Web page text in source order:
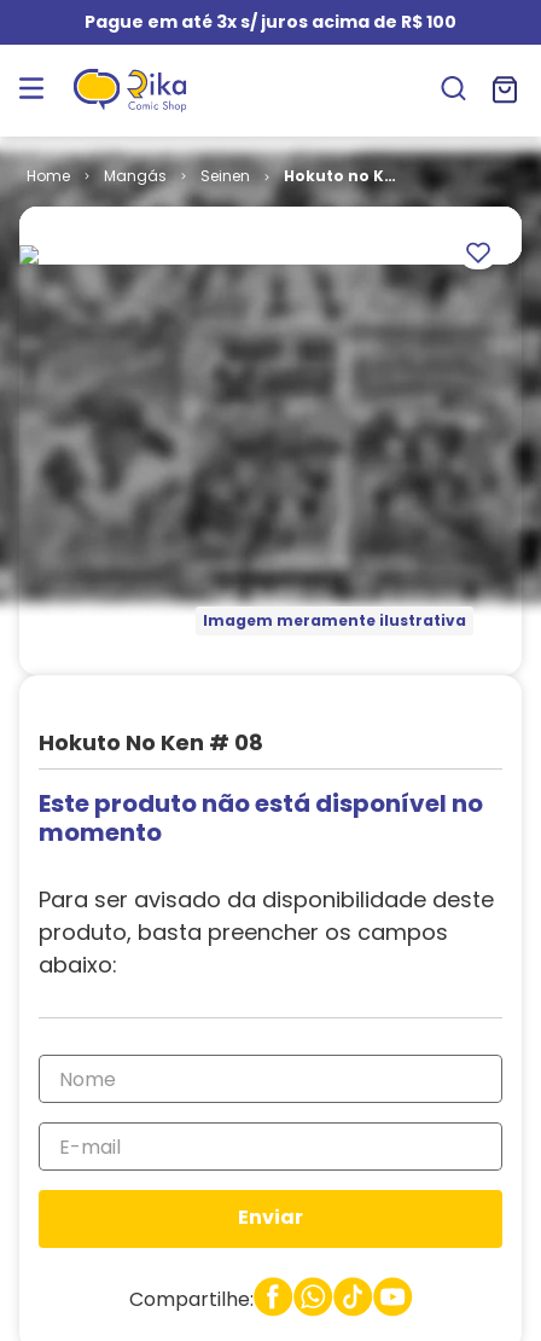
Pague em até 3x s/ juros acima de R$ 100
Mangás Seinen
Hokuto no Ken
Imagem meramente ilustrativa
Hokuto No Ken # 08
Este produto não está disponível no
momento
Para ser avisado da disponibilidade deste
produto, basta preencher os campos
abaixo:
Enviar
Compartilhe: